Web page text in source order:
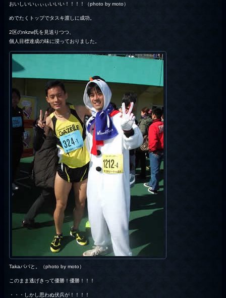
おいしいいぃぃぃいいい！！！！（photo by moto）
めでたくトップでタスキ渡しに成功。
2区のnkzw氏を見送りつつ、
個人目標達成の味に浸っておりました。
Takaパパと。（photo by moto）
このまま逃げきって優勝！優勝！！！
・・・しかし思わぬ伏兵が！！！！